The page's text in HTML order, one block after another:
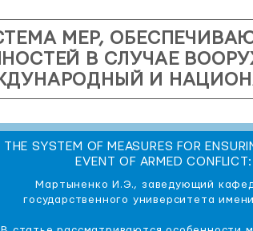
МЕР,
В СЛУЧАЕ
И
THE SYSTEM OF MEASURES FOR
EVENT OF ARMED
Мартыненко И.Э., заведующий
государственного университета